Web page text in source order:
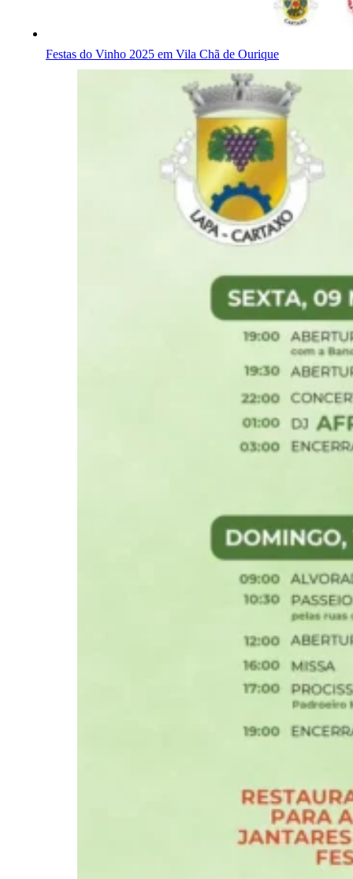
Festas do Vinho 2025 em Vila Chã de Ourique